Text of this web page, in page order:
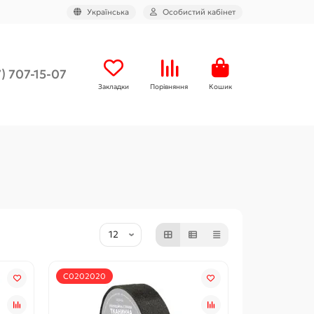
Українська Особистий кабінет
707-15-07
Закладки Порівняння Кошик
С0202020